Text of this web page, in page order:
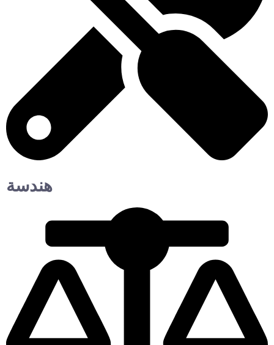
هندسة